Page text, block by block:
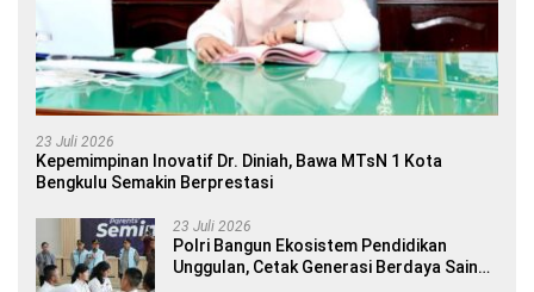
23 Juli 2026
Kepemimpinan Inovatif Dr. Diniah, Bawa MTsN 1 Kota
Bengkulu Semakin Berprestasi
23 Juli 2026
Polri Bangun Ekosistem Pendidikan
Unggulan, Cetak Generasi Berdaya Saing